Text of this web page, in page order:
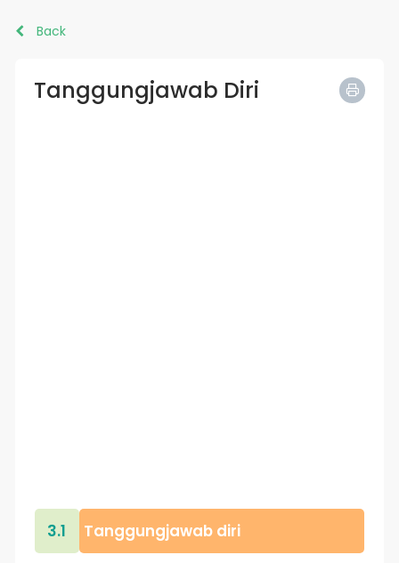
Back
Tanggungjawab Diri
3.1 Tanggungjawab diri